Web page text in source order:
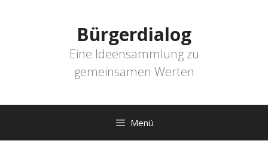
Bürgerdialog
Eine Ideensammlung zu
gemeinsamen Werten
Menü